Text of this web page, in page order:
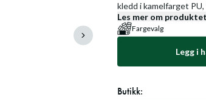
kledd i kamelfarget
Les mer om produktet
Fargevalg
Legg i
Butikk: